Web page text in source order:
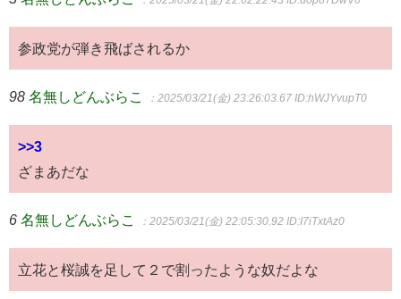
参政党が弾き飛ばされるか
98 名無しどんぶらこ ：2025/03/21(金) 23:26:03.67 ID:hWJYvupT0
>>3
ざまあだな
6 名無しどんぶらこ ：2025/03/21(金) 22:05:30.92 ID:I7iTxtAz0
立花と桜誠を足して２で割ったような奴だよな